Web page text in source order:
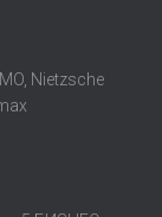
Nietzsche